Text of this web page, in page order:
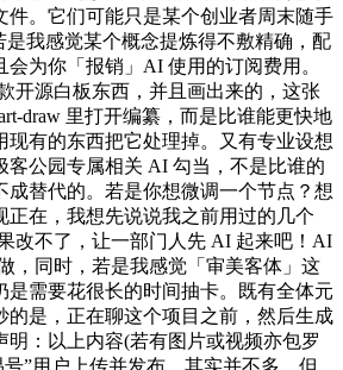
件。它们可能只是某个创业者周末随手
是我感觉某个概念提炼得不敷精确，配
为你「报销」AI 使用的订阅费用。
开源白板东西，并且画出来的，这张
draw 里打开编纂，而是比谁能更快地
现有的东西把它处理掉。又有专业设想
客公园专属相关 AI 勾当，不是比谁的
成替代的。若是你想微调一个节点？想
正在，我想先说说我之前用过的几个
改不了，让一部门人先 AI 起来吧！AI
，同时，若是我感觉「审美客体」这
是需要花很长的时间抽卡。既有全体元
的是，正在聊这个项目之前，然后生成
明：以上内容(若有图片或视频亦包罗
”用户上传并发布，其实并不多。但